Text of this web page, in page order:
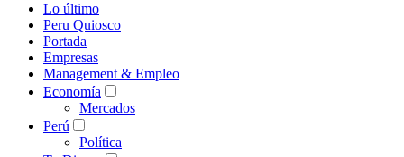
Lo último
Peru Quiosco
Portada
Empresas
Management & Empleo
Economía
Mercados
Perú
Política